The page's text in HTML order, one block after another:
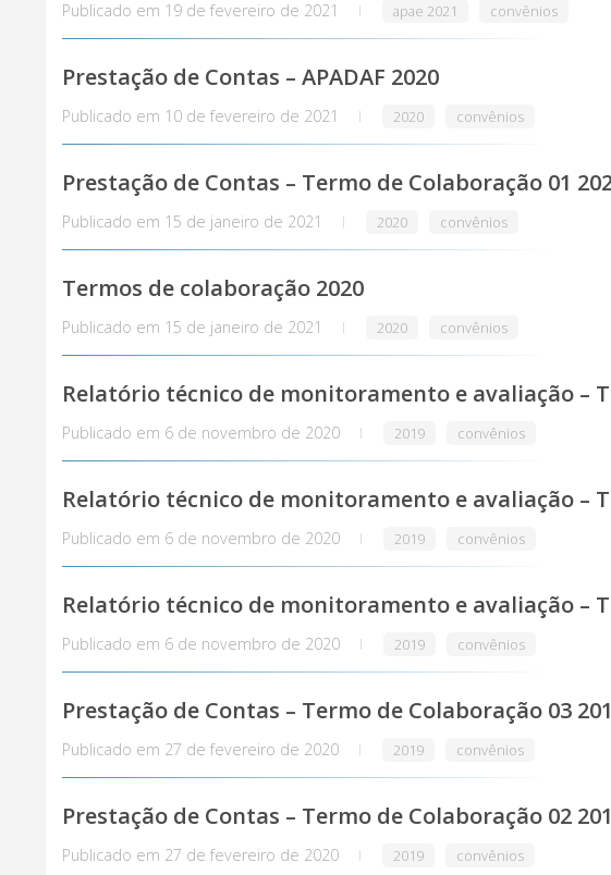
Publicado em 19 de fevereiro de 2021 apae 2021 convênios
Prestação de Contas – APADAF 2020
Publicado em 10 de fevereiro de 2021 2020 convênios
Prestação de Contas – Termo de Colaboração 01
Publicado em 15 de janeiro de 2021 2020 convênios
Termos de colaboração 2020
Publicado em 15 de janeiro de 2021 2020 convênios
Relatório técnico de monitoramento e avaliação –
Publicado em 6 de novembro de 2020 2019 convênios
Relatório técnico de monitoramento e avaliação –
Publicado em 6 de novembro de 2020 2019 convênios
Relatório técnico de monitoramento e avaliação –
Publicado em 6 de novembro de 2020 2019 convênios
Prestação de Contas – Termo de Colaboração 03
Publicado em 27 de fevereiro de 2020 2019 convênios
Prestação de Contas – Termo de Colaboração 02
Publicado em 27 de fevereiro de 2020 2019 convênios